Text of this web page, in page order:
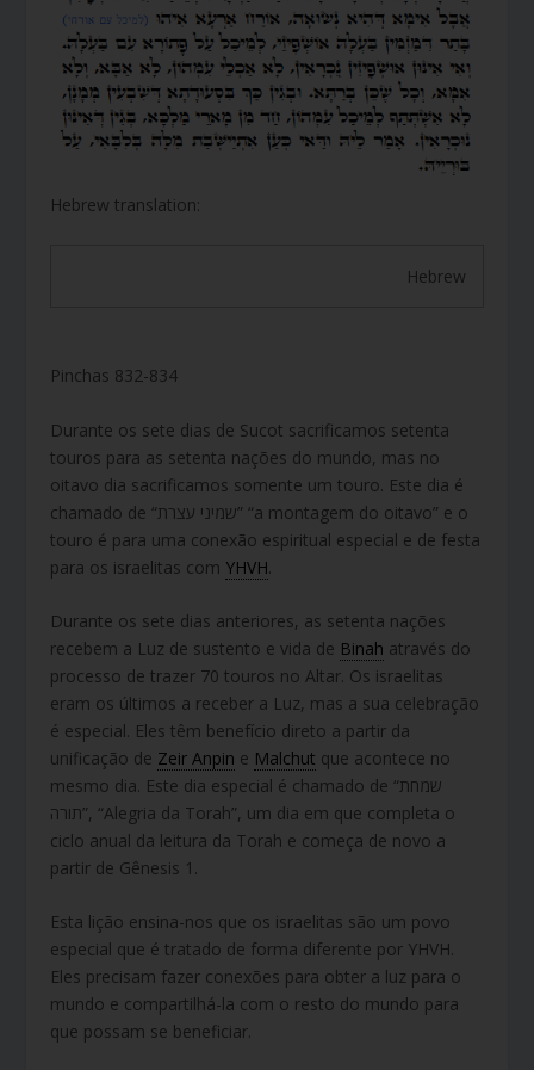
Hebrew translation:
Hebrew
Pinchas 832-834
Durante os sete dias de Sucot sacrificamos setenta
touros para as setenta nações do mundo, mas no
oitavo dia sacrificamos somente um touro. Este dia é
chamado de “שמיני עצרת” “a montagem do oitavo” e o
touro é para uma conexão espiritual especial e de festa
para os israelitas com YHVH.
Durante os sete dias anteriores, as setenta nações
recebem a Luz de sustento e vida de Binah através do
processo de trazer 70 touros no Altar. Os israelitas
eram os últimos a receber a Luz, mas a sua celebração
é especial. Eles têm benefício direto a partir da
unificação de Zeir Anpin e Malchut que acontece no
mesmo dia. Este dia especial é chamado de “שמחת
תורה”, “Alegria da Torah”, um dia em que completa o
ciclo anual da leitura da Torah e começa de novo a
partir de Gênesis 1.
Esta lição ensina-nos que os israelitas são um povo
especial que é tratado de forma diferente por YHVH.
Eles precisam fazer conexões para obter a luz para o
mundo e compartilhá-la com o resto do mundo para
que possam se beneficiar.